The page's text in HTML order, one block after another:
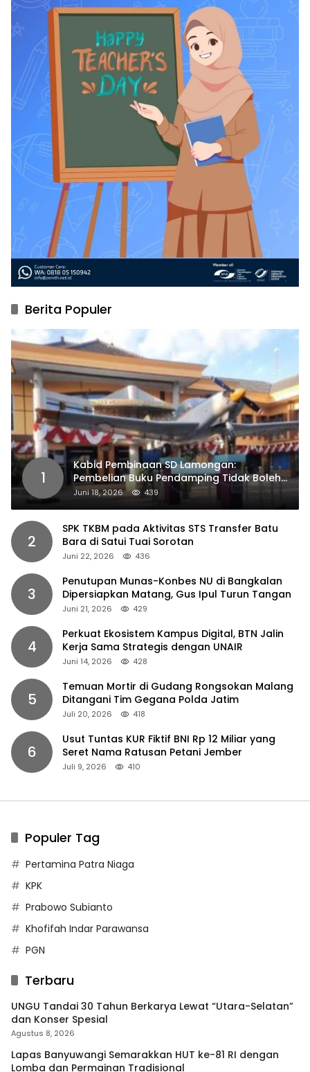
Berita Populer
1
Kabid Pembinaan SD Lamongan:
Pembelian Buku Pendamping Tidak Boleh
Dipaksakan
Juni 18, 2026 439
2
SPK TKBM pada Aktivitas STS Transfer Batu
Bara di Satui Tuai Sorotan
Juni 22, 2026 436
3
Penutupan Munas-Konbes NU di Bangkalan
Dipersiapkan Matang, Gus Ipul Turun Tangan
Juni 21, 2026 429
4
Perkuat Ekosistem Kampus Digital, BTN Jalin
Kerja Sama Strategis dengan UNAIR
Juni 14, 2026 428
5
Temuan Mortir di Gudang Rongsokan Malang
Ditangani Tim Gegana Polda Jatim
Juli 20, 2026 418
6
Usut Tuntas KUR Fiktif BNI Rp 12 Miliar yang
Seret Nama Ratusan Petani Jember
Juli 9, 2026 410
Populer Tag
Pertamina Patra Niaga
KPK
Prabowo Subianto
Khofifah Indar Parawansa
PGN
Terbaru
UNGU Tandai 30 Tahun Berkarya Lewat “Utara-Selatan”
dan Konser Spesial
Agustus 8, 2026
Lapas Banyuwangi Semarakkan HUT ke-81 RI dengan
Lomba dan Permainan Tradisional